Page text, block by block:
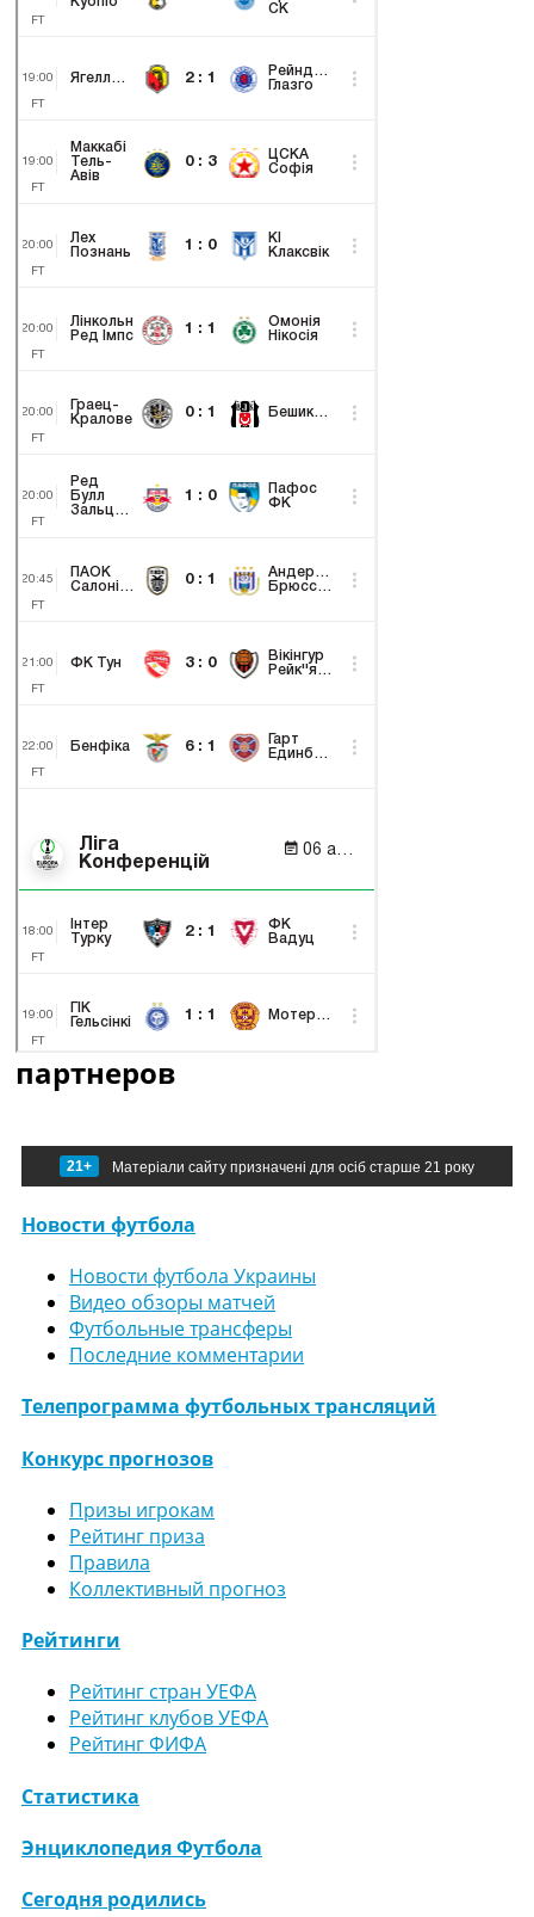
партнеров
21+ Матеріали сайту призначені для осіб старше 21 року
Новости футбола
Новости футбола Украины
Видео обзоры матчей
Футбольные трансферы
Последние комментарии
Телепрограмма футбольных трансляций
Конкурс прогнозов
Призы игрокам
Рейтинг приза
Правила
Коллективный прогноз
Рейтинги
Рейтинг стран УЕФА
Рейтинг клубов УЕФА
Рейтинг ФИФА
Статистика
Энциклопедия Футбола
Сегодня родились